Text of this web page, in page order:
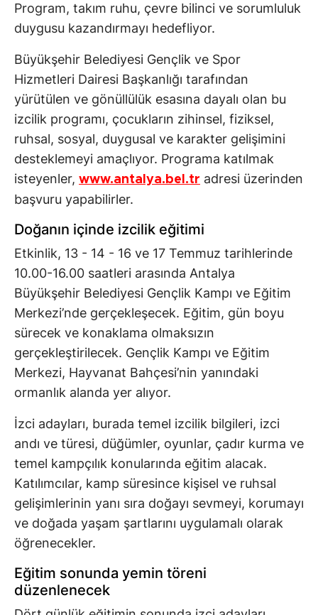
Program, takım ruhu, çevre bilinci ve sorumluluk
duygusu kazandırmayı hedefliyor.
Büyükşehir Belediyesi Gençlik ve Spor
Hizmetleri Dairesi Başkanlığı tarafından
yürütülen ve gönüllülük esasına dayalı olan bu
izcilik programı, çocukların zihinsel, fiziksel,
ruhsal, sosyal, duygusal ve karakter gelişimini
desteklemeyi amaçlıyor. Programa katılmak
isteyenler, www.antalya.bel.tr adresi üzerinden
başvuru yapabilirler.
Doğanın içinde izcilik eğitimi
Etkinlik, 13 - 14 - 16 ve 17 Temmuz tarihlerinde
10.00-16.00 saatleri arasında Antalya
Büyükşehir Belediyesi Gençlik Kampı ve Eğitim
Merkezi’nde gerçekleşecek. Eğitim, gün boyu
sürecek ve konaklama olmaksızın
gerçekleştirilecek. Gençlik Kampı ve Eğitim
Merkezi, Hayvanat Bahçesi’nin yanındaki
ormanlık alanda yer alıyor.
İzci adayları, burada temel izcilik bilgileri, izci
andı ve türesi, düğümler, oyunlar, çadır kurma ve
temel kampçılık konularında eğitim alacak.
Katılımcılar, kamp süresince kişisel ve ruhsal
gelişimlerinin yanı sıra doğayı sevmeyi, korumayı
ve doğada yaşam şartlarını uygulamalı olarak
öğrenecekler.
Eğitim sonunda yemin töreni
düzenlenecek